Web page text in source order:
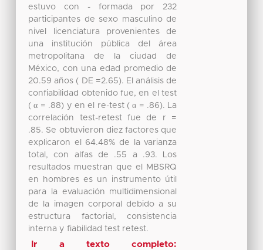
estuvo con - formada por 232
participantes de sexo masculino de
nivel licenciatura provenientes de
una institución pública del área
metropolitana de la ciudad de
México, con una edad promedio de
20.59 años ( DE =2.65). El análisis de
confiabilidad obtenido fue, en el test
( α = .88) y en el re-test ( α = .86). La
correlación test-retest fue de r =
.85. Se obtuvieron diez factores que
explicaron el 64.48% de la varianza
total, con alfas de .55 a .93. Los
resultados muestran que el MBSRQ
en hombres es un instrumento útil
para la evaluación multidimensional
de la imagen corporal debido a su
estructura factorial, consistencia
interna y fiabilidad test retest.
Ir a texto completo: